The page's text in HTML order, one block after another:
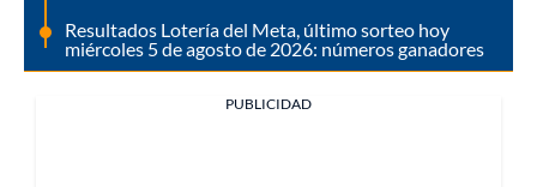
Resultados Lotería del Meta, último sorteo hoy
miércoles 5 de agosto de 2026: números ganadores
PUBLICIDAD